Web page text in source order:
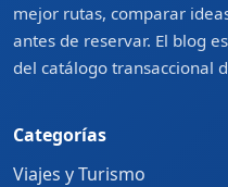
mejor rutas, comparar
antes de reservar. El blog
del catálogo transaccional
Categorías
Viajes y Turismo